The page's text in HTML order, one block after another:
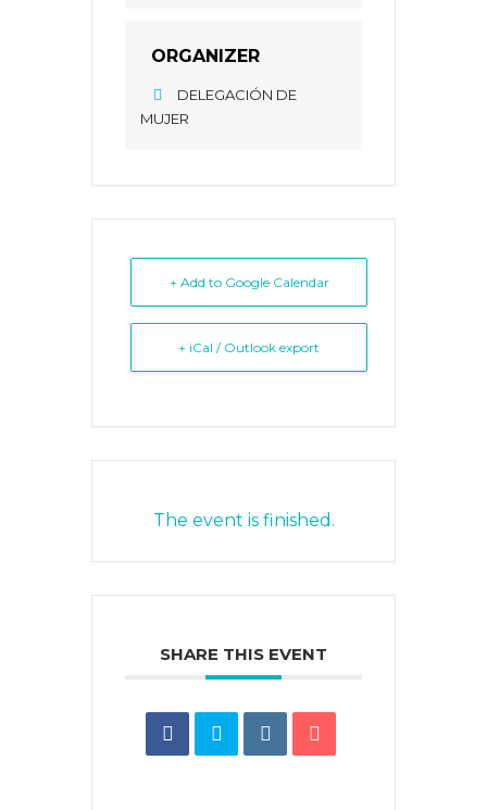
ORGANIZER
DELEGACIÓN DE
MUJER
+ Add to Google Calendar
+ iCal / Outlook export
The event is finished.
SHARE THIS EVENT